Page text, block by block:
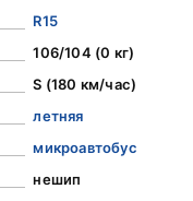
R15
106/104 (0 кг)
S (180 км/час)
летняя
микроавтобус
нешип